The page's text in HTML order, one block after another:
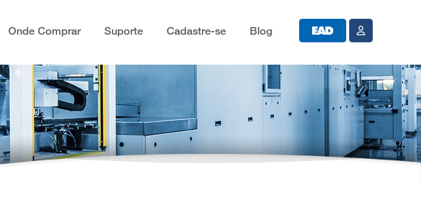
Onde Comprar Suporte Cadastre-se Blog